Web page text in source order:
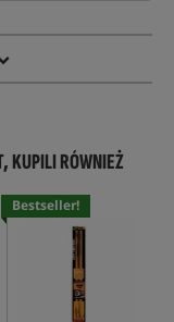
KUPILI RÓWNIEŻ
Bestseller!